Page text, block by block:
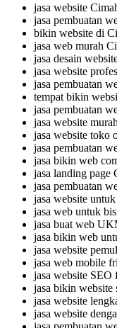
jasa website
jasa pembuatan
bikin website di
jasa web murah
jasa desain
jasa website
jasa pembuatan
tempat bikin
jasa pembuatan
jasa website
jasa website toko
jasa pembuatan
jasa bikin web
jasa landing page
jasa pembuatan
jasa website
jasa web untuk
jasa buat web
jasa bikin web
jasa website
jasa web mobile
jasa website
jasa bikin website
jasa website
jasa website